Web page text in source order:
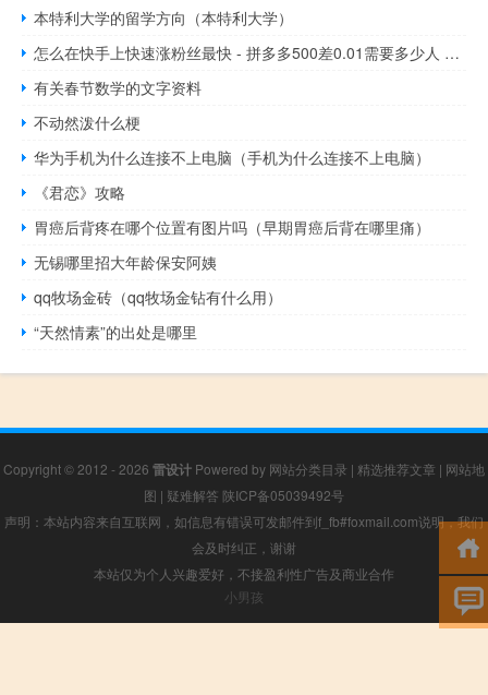
本特利大学的留学方向（本特利大学）
怎么在快手上快速涨粉丝最快 - 拼多多500差0.01需要多少人 快手互粉互赞神器软件说明
有关春节数学的文字资料
不动然泼什么梗
华为手机为什么连接不上电脑（手机为什么连接不上电脑）
《君恋》攻略
胃癌后背疼在哪个位置有图片吗（早期胃癌后背在哪里痛）
无锡哪里招大年龄保安阿姨
qq牧场金砖（qq牧场金钻有什么用）
“天然情素”的出处是哪里
Copyright © 2012 - 2026 雷设计 Powered by 网站分类目录 | 精选推荐文章 | 网站地
图 | 疑难解答 陕ICP备05039492号
声明：本站内容来自互联网，如信息有错误可发邮件到f_fb#foxmail.com说明，我们
会及时纠正，谢谢
本站仅为个人兴趣爱好，不接盈利性广告及商业合作
小男孩